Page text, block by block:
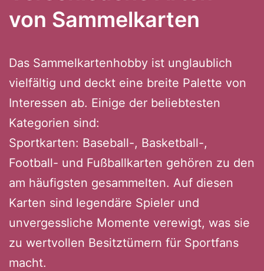
von Sammelkarten
Das Sammelkartenhobby ist unglaublich
vielfältig und deckt eine breite Palette von
Interessen ab. Einige der beliebtesten
Kategorien sind:
Sportkarten: Baseball-, Basketball-,
Football- und Fußballkarten gehören zu den
am häufigsten gesammelten. Auf diesen
Karten sind legendäre Spieler und
unvergessliche Momente verewigt, was sie
zu wertvollen Besitztümern für Sportfans
macht.